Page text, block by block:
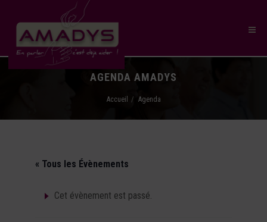
AGENDA AMADYS
Accueil Agenda
« Tous les Évènements
Cet évènement est passé.